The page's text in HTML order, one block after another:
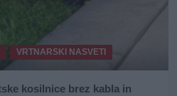
VRTNARSKI NASVETI
kosilnice brez kabla in